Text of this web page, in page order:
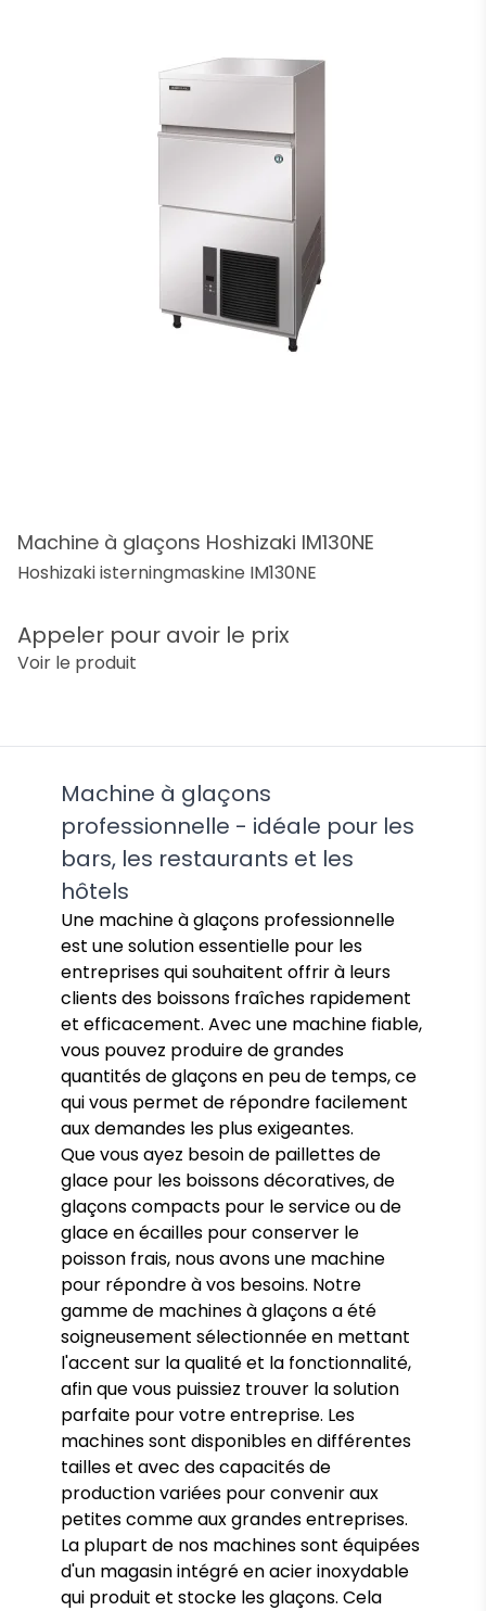
Machine à glaçons Hoshizaki IM130NE
Hoshizaki isterningmaskine IM130NE
Appeler pour avoir le prix
Voir le produit
Machine à glaçons
professionnelle - idéale pour les
bars, les restaurants et les
hôtels
Une machine à glaçons professionnelle
est une solution essentielle pour les
entreprises qui souhaitent offrir à leurs
clients des boissons fraîches rapidement
et efficacement. Avec une machine fiable,
vous pouvez produire de grandes
quantités de glaçons en peu de temps, ce
qui vous permet de répondre facilement
aux demandes les plus exigeantes.
Que vous ayez besoin de paillettes de
glace pour les boissons décoratives, de
glaçons compacts pour le service ou de
glace en écailles pour conserver le
poisson frais, nous avons une machine
pour répondre à vos besoins. Notre
gamme de machines à glaçons a été
soigneusement sélectionnée en mettant
l'accent sur la qualité et la fonctionnalité,
afin que vous puissiez trouver la solution
parfaite pour votre entreprise. Les
machines sont disponibles en différentes
tailles et avec des capacités de
production variées pour convenir aux
petites comme aux grandes entreprises.
La plupart de nos machines sont équipées
d'un magasin intégré en acier inoxydable
qui produit et stocke les glaçons. Cela